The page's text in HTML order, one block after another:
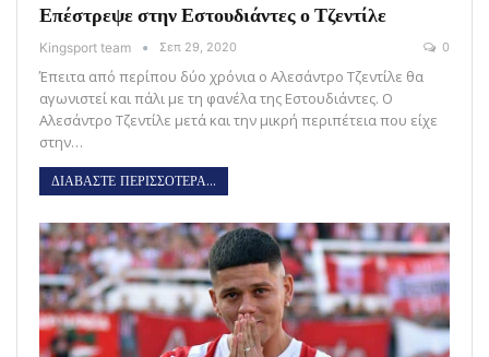
Επέστρεψε στην Εστουδιάντες ο Τζεντίλε
Kingsport team Σεπ 29, 2020 0
Έπειτα από περίπου δύο χρόνια ο Αλεσάντρο Τζεντίλε θα
αγωνιστεί και πάλι με τη φανέλα της Εστουδιάντες. Ο
Αλεσάντρο Τζεντίλε μετά και την μικρή περιπέτεια που είχε
στην…
ΔΙΑΒΑΣΤΕ ΠΕΡΙΣΣΟΤΕΡΑ...